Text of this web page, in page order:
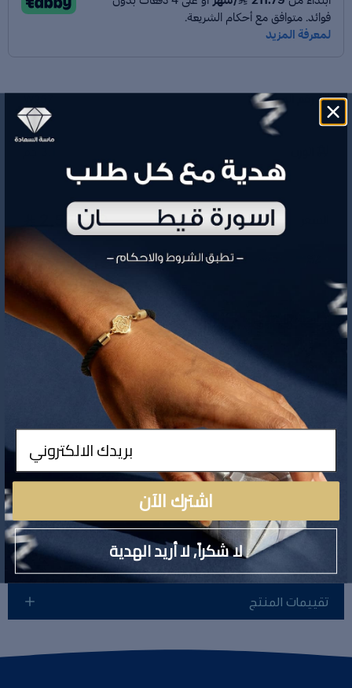
رقم الموديل
2,541.50
لا توجد تفاصيل لهذا المنتج
تقييمات المنتج
ادخال
اشترك الآن
لا شكراً, لا أريد الهدية